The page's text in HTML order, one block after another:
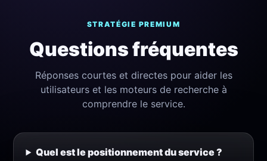
STRATÉGIE PREMIUM
Questions fréquentes
Réponses courtes et directes pour aider les
utilisateurs et les moteurs de recherche à
comprendre le service.
Quel est le positionnement du service ?